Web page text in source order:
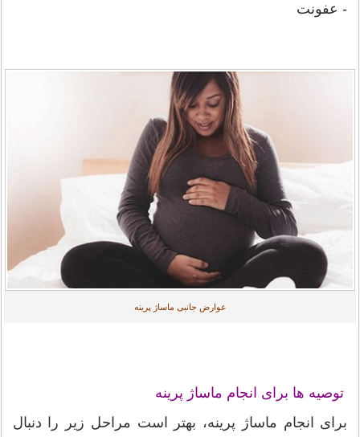
- عفونت
عوارض جانبی ماساژ پرینه
توصیه ها برای انجام ماساژ پرینه
برای انجام ماساژ پرینه، بهتر است مراحل زیر را دنبال